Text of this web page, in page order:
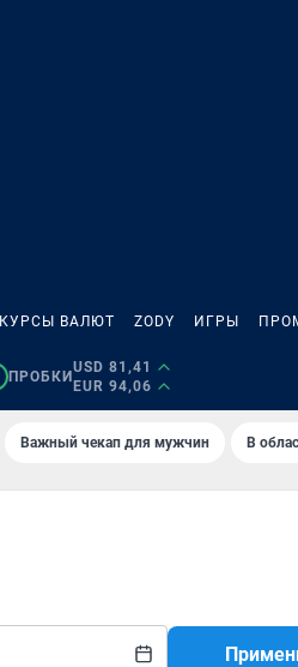
КУРСЫ ВАЛЮТ ZODY ИГРЫ
ПРОБКИ
USD 81,41
EUR 94,06
Важный чекап для мужчин В